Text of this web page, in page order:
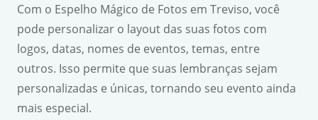
Com o Espelho Mágico de Fotos em Treviso, você
pode personalizar o layout das suas fotos com
logos, datas, nomes de eventos, temas, entre
outros. Isso permite que suas lembranças sejam
personalizadas e únicas, tornando seu evento ainda
mais especial.